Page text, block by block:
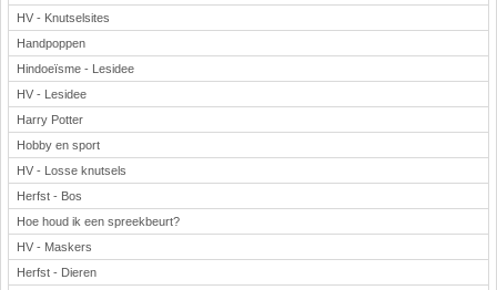
HV - Knutselsites
Handpoppen
Hindoeïsme - Lesidee
HV - Lesidee
Harry Potter
Hobby en sport
HV - Losse knutsels
Herfst - Bos
Hoe houd ik een spreekbeurt?
HV - Maskers
Herfst - Dieren